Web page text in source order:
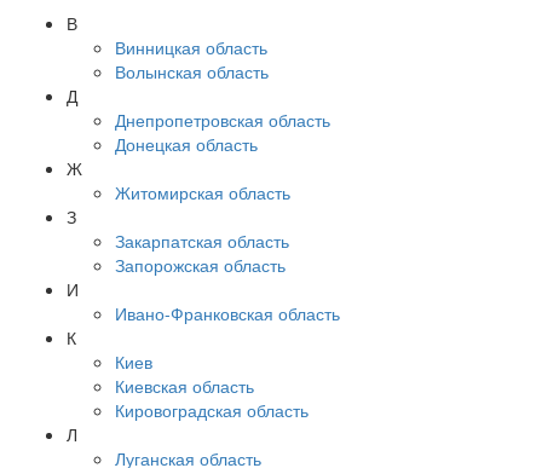
В
Винницкая область
Волынская область
Д
Днепропетровская область
Донецкая область
Ж
Житомирская область
З
Закарпатская область
Запорожская область
И
Ивано-Франковская область
К
Киев
Киевская область
Кировоградская область
Л
Луганская область